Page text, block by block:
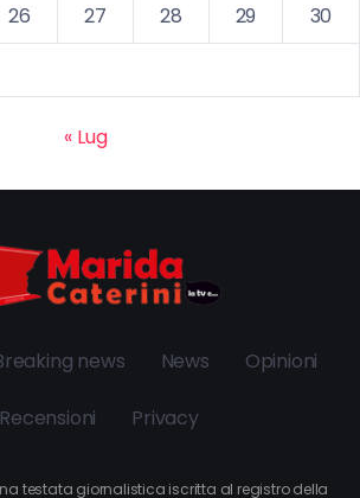
26 27 28 29
30
« Lug
news News Opinioni
Recensioni Privacy
testata giornalistica iscritta al registro della